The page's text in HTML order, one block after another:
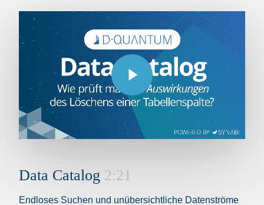
Play Video
Play Video
Data Catalog 2:21
Endloses Suchen und unübersichtliche Datenströme